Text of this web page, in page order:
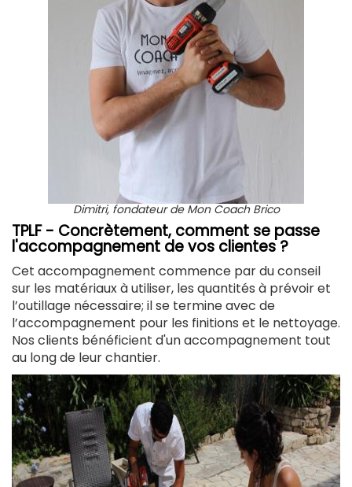
Dimitri, fondateur de Mon Coach Brico
TPLF - Concrètement, comment se passe
l'accompagnement de vos clientes ?
Cet accompagnement commence par du conseil
sur les matériaux à utiliser, les quantités à prévoir et
l’outillage nécessaire; il se termine avec de
l’accompagnement pour les finitions et le nettoyage.
Nos clients bénéficient d'un accompagnement tout
au long de leur chantier.